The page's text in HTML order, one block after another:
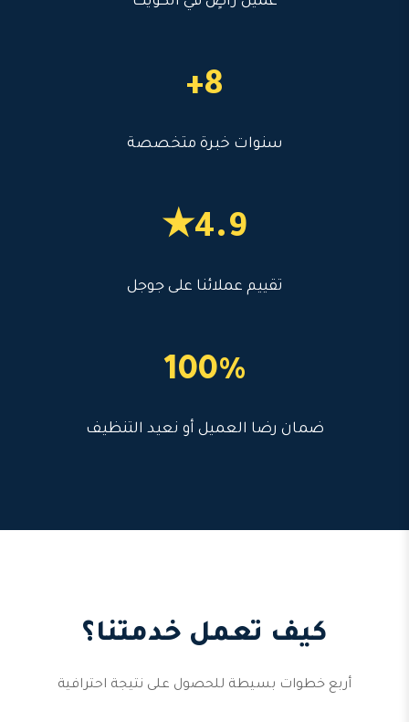
8+
سنوات خبرة متخصصة
4.9★
تقييم عملائنا على جوجل
100%
ضمان رضا العميل أو نعيد التنظيف
كيف تعمل خدمتنا؟
أربع خطوات بسيطة للحصول على نتيجة احترافية